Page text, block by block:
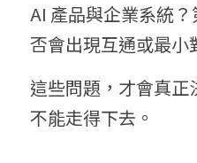
AI 產品與企業系統？
否會出現互通或最小
這些問題，才會真
不能走得下去。